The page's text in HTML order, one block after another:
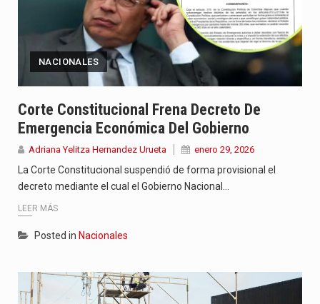
NACIONALES
Corte Constitucional Frena Decreto De
Emergencia Económica Del Gobierno
Adriana Yelitza Hernandez Urueta enero 29, 2026
La Corte Constitucional suspendió de forma provisional el
decreto mediante el cual el Gobierno Nacional…
LEER MÁS
Posted in Nacionales